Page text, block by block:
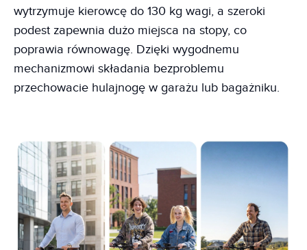
wytrzymuje kierowcę do 130 kg wagi, a szeroki
podest zapewnia dużo miejsca na stopy, co
poprawia równowagę. Dzięki wygodnemu
mechanizmowi składania bezproblemu
przechowacie hulajnogę w garażu lub bagażniku.